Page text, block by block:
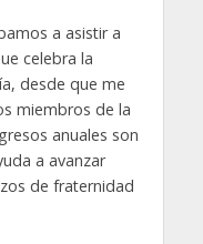
a asistir a
celebra la
desde que me
miembros de la
anuales son
a avanzar
de fraternidad